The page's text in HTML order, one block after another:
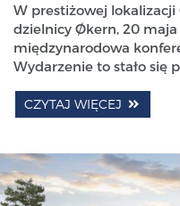
W prestiżowej lokalizacji
dzielnicy Økern, 20 maja
międzynarodowa
Wydarzenie to stało się
CZYTAJ WIĘCEJ